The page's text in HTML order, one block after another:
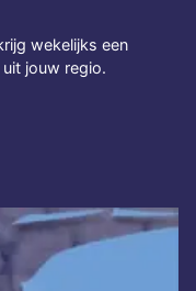
wekelijks een
jouw regio.